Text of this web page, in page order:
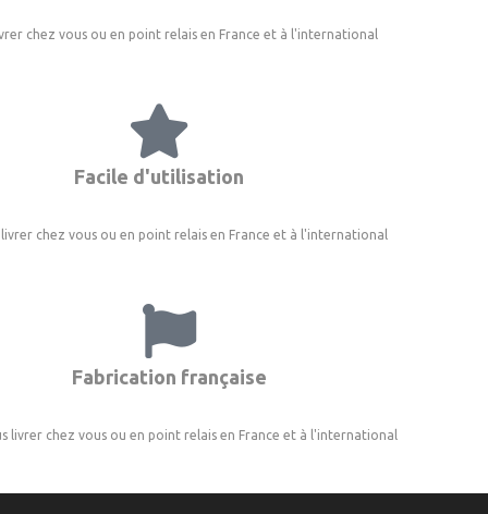
chez vous ou en point relais en France et à l'international
Facile d'utilisation
livrer chez vous ou en point relais en France et à l'international
Fabrication française
livrer chez vous ou en point relais en France et à l'international